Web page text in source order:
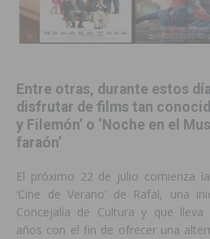
Entre otras, durante estos
disfrutar de films tan
y Filemón’ o ‘Noche en el
faraón’
El próximo 22 de julio comienza
‘Cine de Verano’ de Rafal, una
Concejalía de Cultura y que lleva
años con el fin de ofrecer una